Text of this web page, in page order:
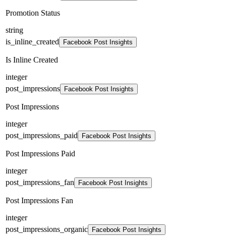
Promotion Status
string
is_inline_created
Facebook Post Insights
Is Inline Created
integer
post_impressions
Facebook Post Insights
Post Impressions
integer
post_impressions_paid
Facebook Post Insights
Post Impressions Paid
integer
post_impressions_fan
Facebook Post Insights
Post Impressions Fan
integer
post_impressions_organic
Facebook Post Insights